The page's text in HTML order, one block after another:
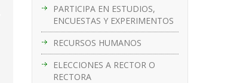
PARTICIPA EN ESTUDIOS,
ENCUESTAS Y EXPERIMENTOS
RECURSOS HUMANOS
ELECCIONES A RECTOR O
RECTORA